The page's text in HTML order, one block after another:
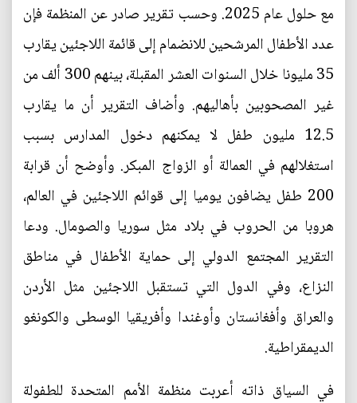
مع حلول عام 2025. وحسب تقرير صادر عن المنظمة فإن
عدد الأطفال المرشحين للانضمام إلى قائمة اللاجئين يقارب
35 مليونا خلال السنوات العشر المقبلة، بينهم 300 ألف من
غير المصحوبين بأهاليهم. وأضاف التقرير أن ما يقارب
12.5 مليون طفل لا يمكنهم دخول المدارس بسبب
استغلالهم في العمالة أو الزواج المبكر. وأوضح أن قرابة
200 طفل يضافون يوميا إلى قوائم اللاجئين في العالم،
هروبا من الحروب في بلاد مثل سوريا والصومال. ودعا
التقرير المجتمع الدولي إلى حماية الأطفال في مناطق
النزاع، وفي الدول التي تستقبل اللاجئين مثل الأردن
والعراق وأفغانستان وأوغندا وأفريقيا الوسطى والكونغو
الديمقراطية.
في السياق ذاته أعربت منظمة الأمم المتحدة للطفولة